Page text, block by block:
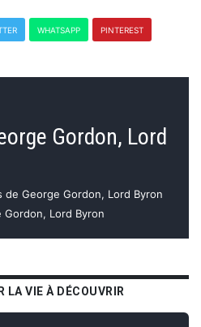
WHATSAPP PINTEREST
Gordon, Lord
George Gordon, Lord Byron
Gordon, Lord Byron
LA VIE À DÉCOUVRIR